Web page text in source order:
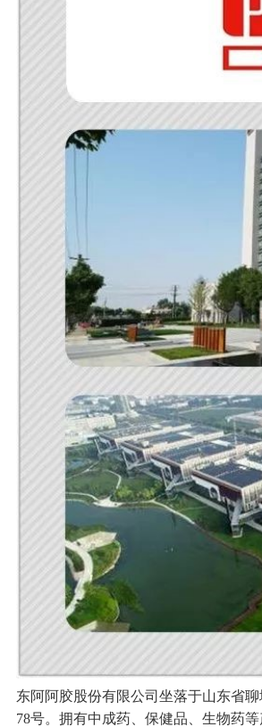
东阿阿胶股份有限公司坐落于山东省
78号。拥有中成药、保健品、生物药